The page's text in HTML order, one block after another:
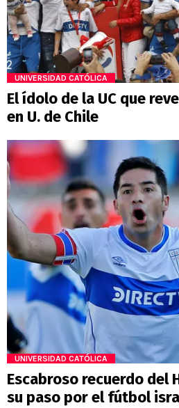
UNIVERSIDAD CATÓLICA
El ídolo de la UC que
en U. de Chile
UNIVERSIDAD CATÓLICA
Escabroso recuerdo del
su paso por el fútbol